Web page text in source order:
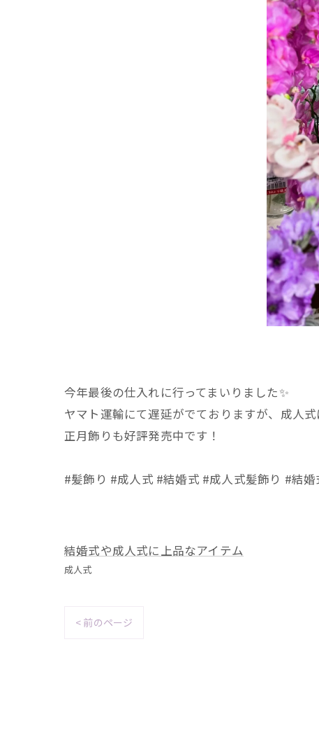
今年最後の仕入れに行ってまいりました✨️
ヤマト運輸にて遅延がでておりますが、成人
正月飾りも好評発売中です！
#髪飾り #成人式 #結婚式 #成人式髪飾り #結
結婚式や成人式に上品なアイテム
成人式
< 前のページ